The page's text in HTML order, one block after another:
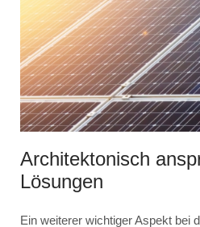
Architektonisch
Lösungen
Ein weiterer wichtiger Aspekt bei